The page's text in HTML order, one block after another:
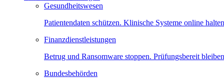
Gesundheitswesen
Patientendaten schützen. Klinische Systeme online
Finanzdienstleistungen
Betrug und Ransomware stoppen. Prüfungsbereit
Bundesbehörden